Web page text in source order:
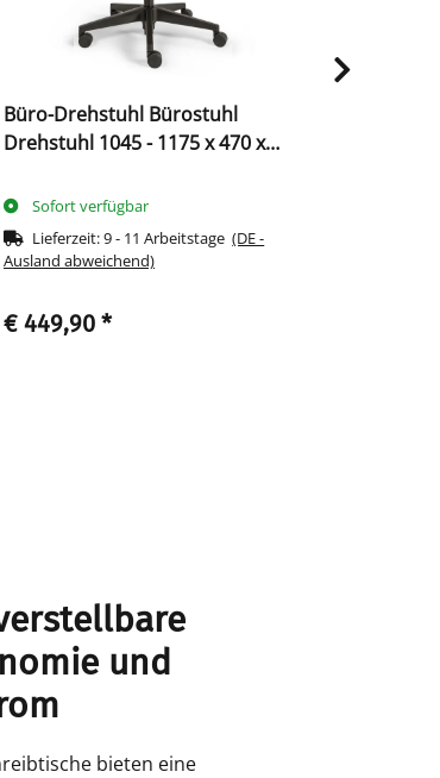
Büro-Drehstuhl Bürostuhl
Drehstuhl 1045 - 1175 x 470 x
Sofort verfügbar
Lieferzeit:9 - 11 Arbeitstage(DE -
Ausland abweichend)
€ 449,90 *
und
bieten eine